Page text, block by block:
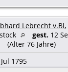
Lebrecht v.Bl,
gest. 12
(Alter 76 Jahre)
1795